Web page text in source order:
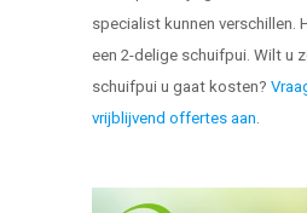
specialist kunnen verschillen.
een 2-delige schuifpui. Wilt u
schuifpui u gaat kosten?
vrijblijvend offertes aan